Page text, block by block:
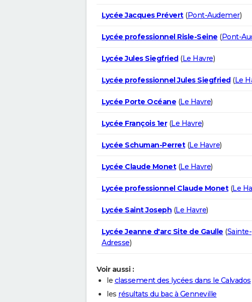
Lycée Jacques Prévert(Pont-Audemer)
Lycée professionnel Risle-Seine (Pont-
Lycée Jules Siegfried(Le Havre)
Lycée professionnel Jules Siegfried(Le
Lycée Porte Océane (Le Havre)
Lycée François 1er(Le Havre)
Lycée Schuman-Perret(Le Havre)
Lycée Claude Monet(Le Havre)
Lycée professionnel Claude Monet(Le
Lycée Saint Joseph (Le Havre)
Lycée Jeanne d'arc Site de Gaulle (Sainte-
Adresse)
Voir aussi :
le classement des lycées dans le Calvados
les résultats du bac à Genneville